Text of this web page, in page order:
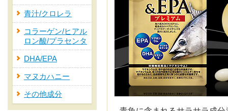
青汁/クロレラ
コラーゲン/ヒアル
ロン酸/プラセンタ
DHA/EPA
マヌカハニー
その他成分